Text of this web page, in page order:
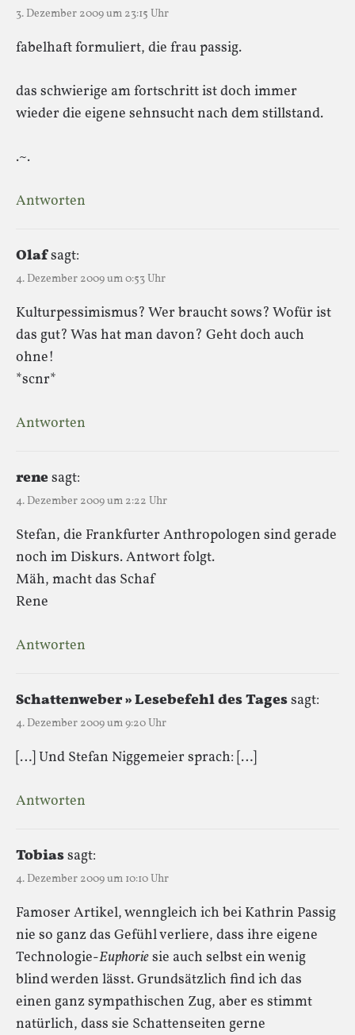
3. Dezember 2009 um 23:15 Uhr
fabelhaft formuliert, die frau passig.
das schwierige am fortschritt ist doch immer
wieder die eigene sehnsucht nach dem stillstand.
.~.
Antworten
Olafsagt:
4. Dezember 2009 um 0:53 Uhr
Kulturpessimismus? Wer braucht sows? Wofür ist
das gut? Was hat man davon? Geht doch auch
ohne!
*scnr*
Antworten
renesagt:
4. Dezember 2009 um 2:22 Uhr
Stefan, die Frankfurter Anthropologen sind gerade
noch im Diskurs. Antwort folgt.
Mäh, macht das Schaf
Rene
Antworten
Schattenweber » Lesebefehl des Tagessagt:
4. Dezember 2009 um 9:20 Uhr
[…] Und Stefan Niggemeier sprach: […]
Antworten
Tobiassagt:
4. Dezember 2009 um 10:10 Uhr
Famoser Artikel, wenngleich ich bei Kathrin Passig
nie so ganz das Gefühl verliere, dass ihre eigene
Technologie-Euphoriesie auch selbst ein wenig
blind werden lässt. Grundsätzlich find ich das
einen ganz sympathischen Zug, aber es stimmt
natürlich, dass sie Schattenseiten gerne